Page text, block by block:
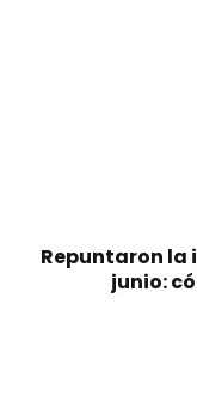
Repuntaron la
junio: